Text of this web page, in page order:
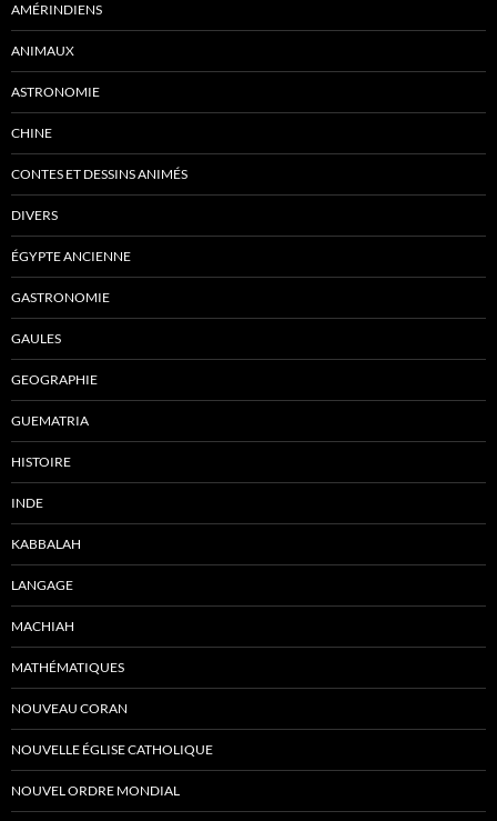
AMÉRINDIENS
ANIMAUX
ASTRONOMIE
CHINE
CONTES ET DESSINS ANIMÉS
DIVERS
ÉGYPTE ANCIENNE
GASTRONOMIE
GAULES
GEOGRAPHIE
GUEMATRIA
HISTOIRE
INDE
KABBALAH
LANGAGE
MACHIAH
MATHÉMATIQUES
NOUVEAU CORAN
NOUVELLE ÉGLISE CATHOLIQUE
NOUVEL ORDRE MONDIAL